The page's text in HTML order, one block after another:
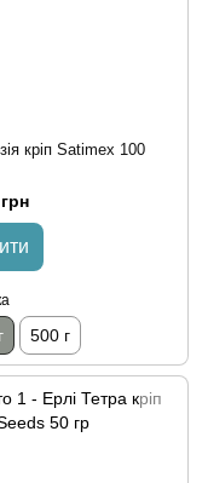
кріп Satimex 100
500 г